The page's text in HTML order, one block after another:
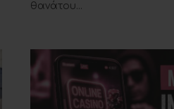
θανάτου...